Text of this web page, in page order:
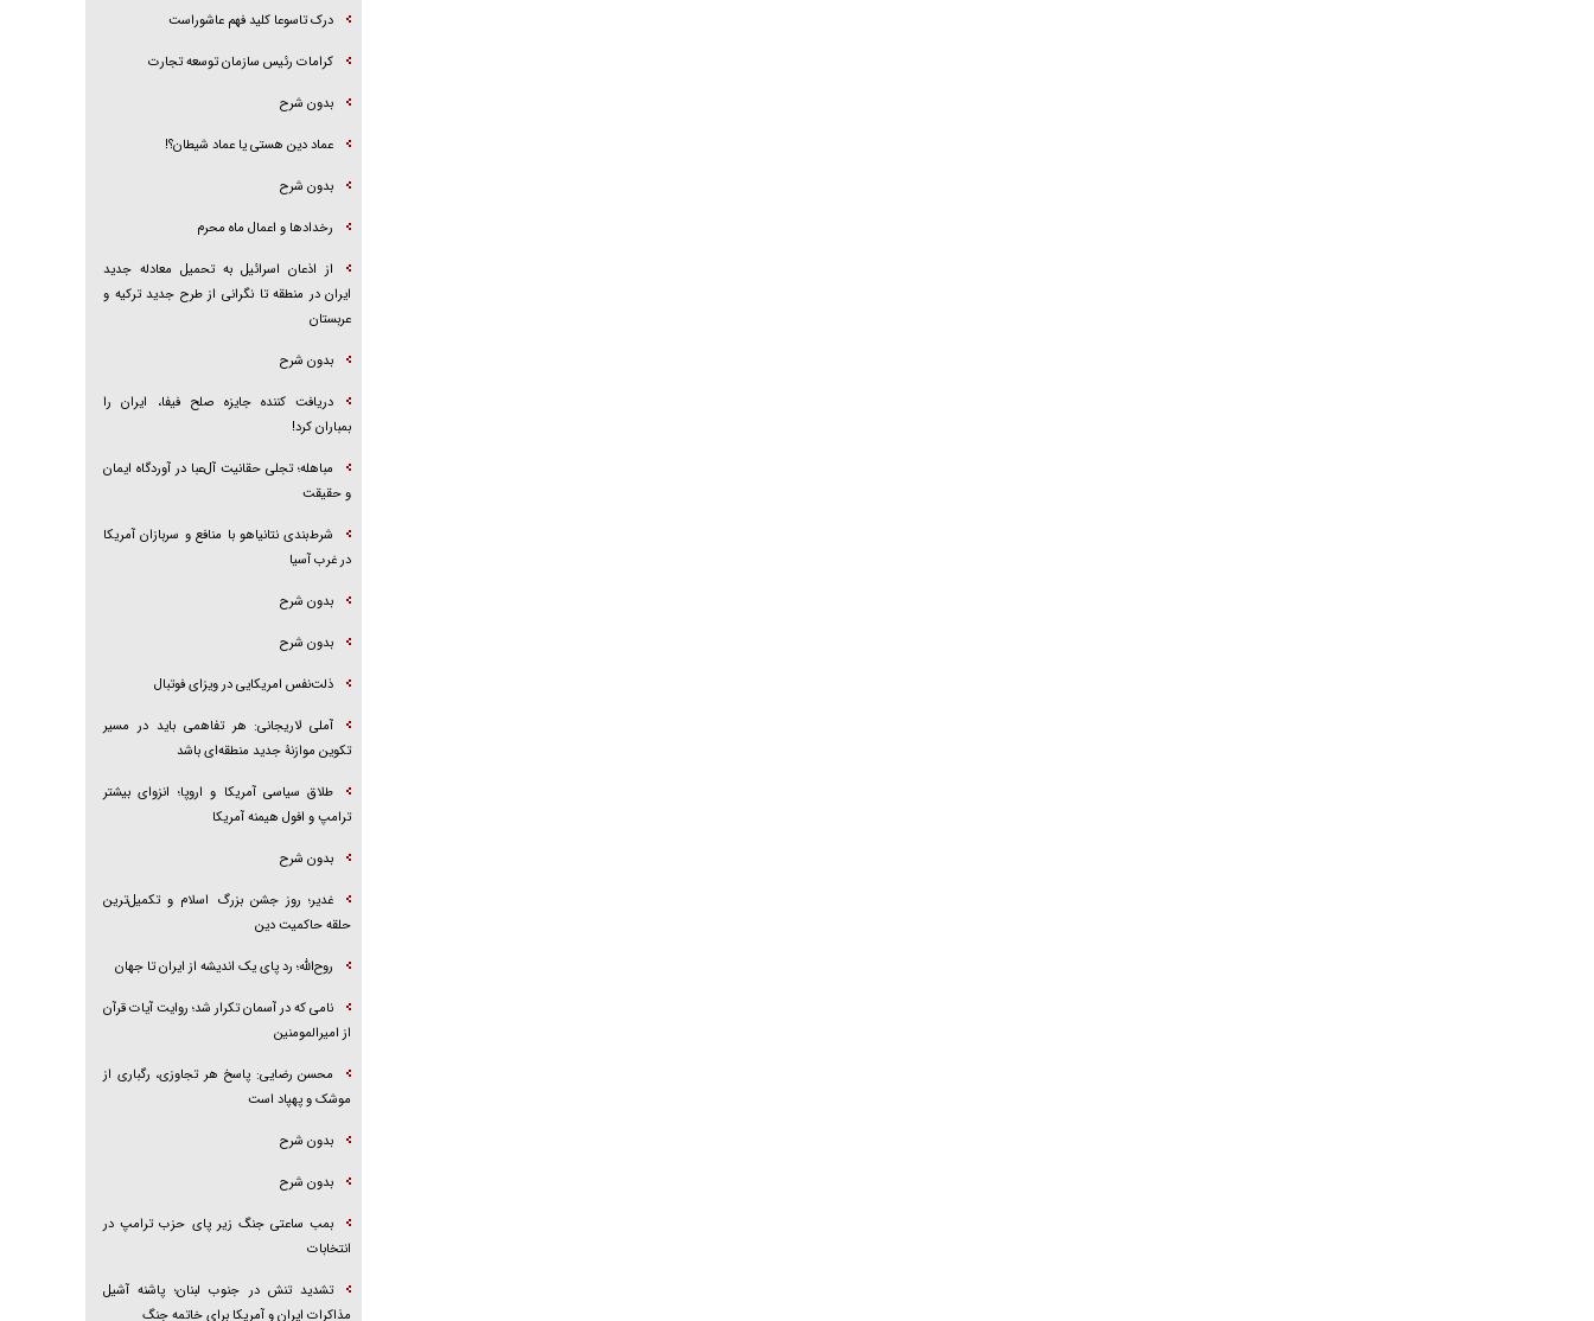
درک تاسوعا کلید فهم عاشوراست
کرامات رئیس سازمان توسعه تجارت
بدون شرح
عماد دین هستی یا عماد شیطان؟!
بدون شرح
رخداد‌ها و اعمال ماه محرم
از اذعان اسرائیل به تحمیل معادله جدید
ایران در منطقه تا نگرانی از طرح جدید ترکیه و
عربستان
بدون شرح
دریافت کننده جایزه صلح فیفا، ایران را
بمباران کرد!
مباهله؛ تجلی حقانیت آل‌عبا در آوردگاه ایمان
و حقیقت
شرط‌بندی نتانیاهو با منافع و سربازان آمریکا
در غرب آسیا
بدون شرح
بدون شرح
ذلت‌نفس امریکایی در ویزای فوتبال
آملی لاریجانی: هر تفاهمی باید در مسیر
تکوین موازنۀ جدید منطقه‌ای باشد
طلاق سیاسی آمریکا و اروپا؛ انزوای بیشتر
ترامپ و افول هیمنه آمریکا
بدون شرح
غدیر؛ روز جشن بزرگ اسلام و تکمیل‌ترین
حلقه حاکمیت دین
روح‌الله؛ رد پای یک اندیشه از ایران تا جهان
نامی که در آسمان تکرار شد؛ روایت آیات قرآن
از امیرالمومنین
محسن رضایی: پاسخ هر تجاوزی، رگباری از
موشک و پهپاد است
بدون شرح
بدون شرح
بمب ساعتی جنگ زیر پای حزب ترام‍پ در
انتخابات
تشدید تنش در جنوب لبنان؛ پاشنه آشیل
مذاکرات ایران و آمریکا برای خاتمه جنگ